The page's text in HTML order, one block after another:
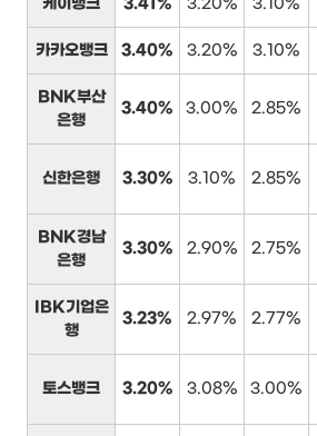
카카오뱅크 3.40% 3.20% 3.10%
BNK부산
은행
3.40% 3.00% 2.85%
신한은행 3.30% 3.10% 2.85%
BNK경남
은행
3.30% 2.90% 2.75%
IBK기업은
행
3.23% 2.97% 2.77%
토스뱅크 3.20% 3.08% 3.00%